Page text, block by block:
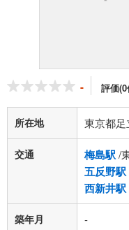
- 評価
所在地 東京都足
交通 梅島駅/
五反野駅
西新井駅
築年月 -